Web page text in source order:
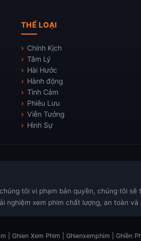
THỂ LOẠI
Chính Kịch
Tâm Lý
Hài Hước
Hành động
Tình Cảm
Phiêu Lưu
Viễn Tưởng
Hình Sự
tôi vi phạm bản quyền, chúng tôi
nghiệm xem phim chất lượng, an toàn và
| Ghien Xem Phim | Ghienxemphim | Ghiền